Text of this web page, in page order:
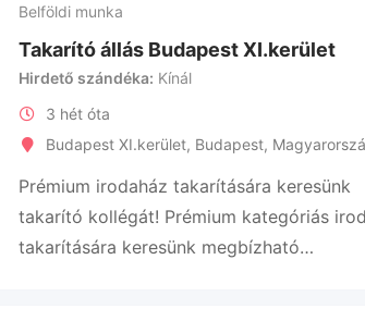
Belföldi munka
Takarító állás Budapest XI.kerület
Hirdető szándéka Kínál
3 hét óta
Budapest XI.kerület, Budapest,
Prémium irodaház takarítására keresünk
takarító kollégát! Prémium kategóriás
takarítására keresünk megbízható…